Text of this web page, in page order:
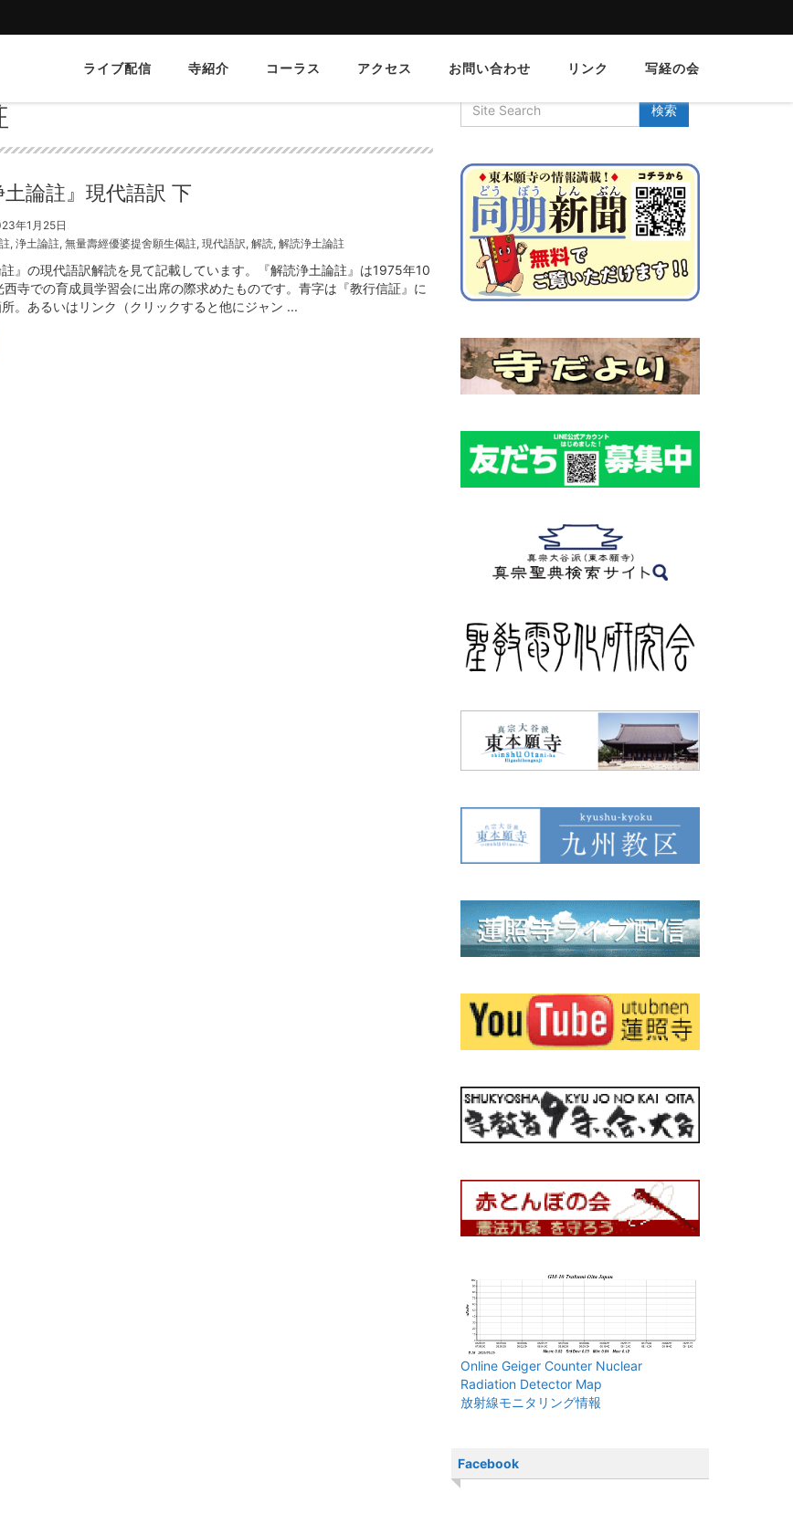
ライブ配信 寺紹介 コーラス アクセス お問い合わせ リンク 写経の会
土論註』現代語訳 下
年1月25日
,浄土論註,無量壽經優婆提舍願生偈註,現代語訳,解読,解読浄土論註
註』の現代語訳解読を見て記載しています。『解読浄土論註』は1975年10
西寺での育成員学習会に出席の際求めたものです。青字は『教行信証』に
。あるいはリンク（クリックすると他にジャン ...
Online Geiger Counter Nuclear
Radiation Detector Map
放射線モニタリング情報
Facebook